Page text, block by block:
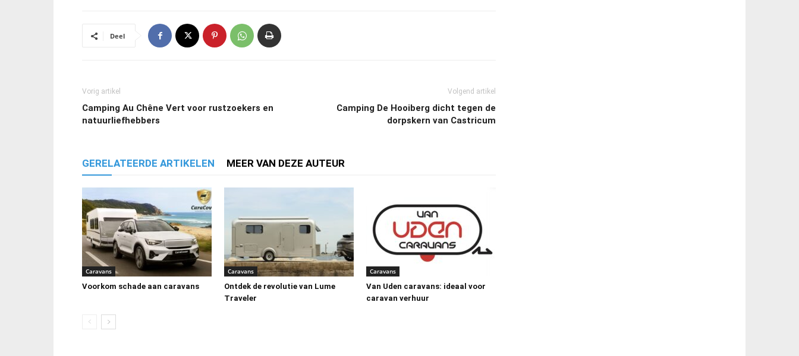
Deel
Vorig artikel
Camping Au Chêne Vert voor rustzoekers en
natuurliefhebbers
Volgend artikel
Camping De Hooiberg dicht tegen de
dorpskern van Castricum
GERELATEERDE ARTIKELEN MEER VAN DEZE AUTEUR
Caravans
Voorkom schade aan caravans
Caravans
Ontdek de revolutie van Lume
Traveler
Caravans
Van Uden caravans: ideaal voor
caravan verhuur